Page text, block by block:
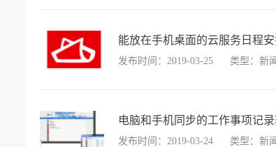
能放在手机桌面的云服务日程安
发布时间：2019-03-25 类型：新
电脑和手机同步的工作事项记录
发布时间：2019-03-24 类型：新